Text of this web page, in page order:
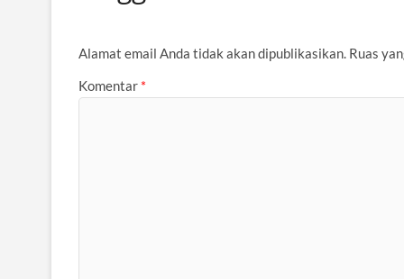
Alamat email Anda tidak akan dipublikasikan. Ruas
Komentar *